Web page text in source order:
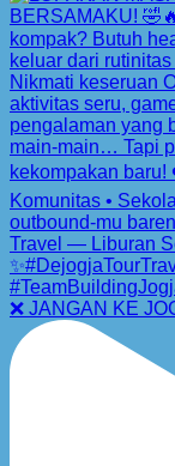
❌ JANGAN KE